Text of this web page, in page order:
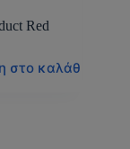
Red
στο καλάθι